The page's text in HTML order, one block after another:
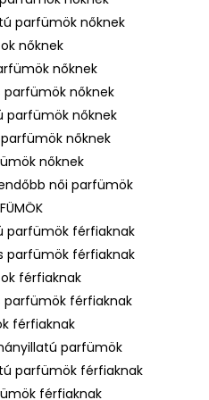
parfümök nőknek
nőknek
nőknek
parfümök nőknek
parfümök nőknek
nőknek
nőknek
női parfümök
parfümök férfiaknak
parfümök férfiaknak
férfiaknak
parfümök férfiaknak
férfiaknak
parfümök
parfümök férfiaknak
férfiaknak
NŐI EAU DE PARFUM